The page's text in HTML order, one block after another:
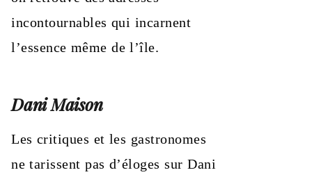
incontournables qui incarnent
l’essence même de l’île.
Dani Maison
Les critiques et les gastronomes
ne tarissent pas d’éloges sur Dani